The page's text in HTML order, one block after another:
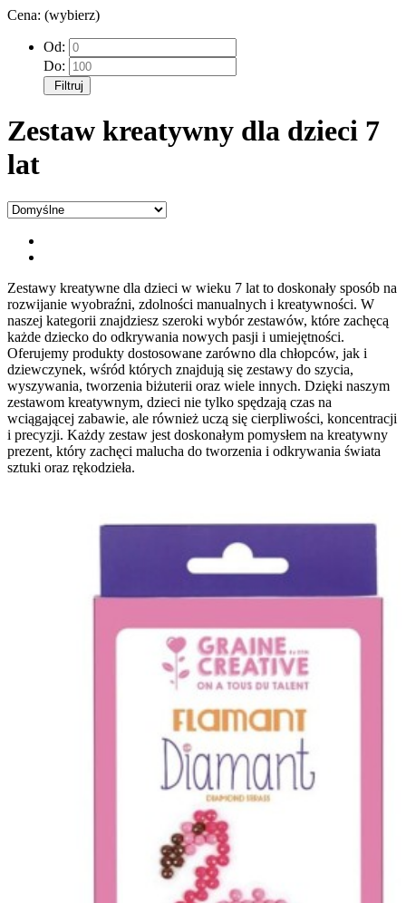
Cena: (wybierz)
Od:
Do:
Filtruj
Zestaw kreatywny dla dzieci 7
lat
Zestawy kreatywne dla dzieci w wieku 7 lat to doskonały sposób na
rozwijanie wyobraźni, zdolności manualnych i kreatywności. W
naszej kategorii znajdziesz szeroki wybór zestawów, które zachęcą
każde dziecko do odkrywania nowych pasji i umiejętności.
Oferujemy produkty dostosowane zarówno dla chłopców, jak i
dziewczynek, wśród których znajdują się zestawy do szycia,
wyszywania, tworzenia biżuterii oraz wiele innych. Dzięki naszym
zestawom kreatywnym, dzieci nie tylko spędzają czas na
wciągającej zabawie, ale również uczą się cierpliwości, koncentracji
i precyzji. Każdy zestaw jest doskonałym pomysłem na kreatywny
prezent, który zachęci malucha do tworzenia i odkrywania świata
sztuki oraz rękodzieła.